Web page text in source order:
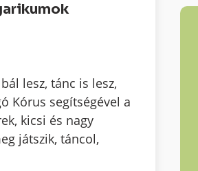
lesz, tánc is lesz,
Kórus segítségével a
kicsi és nagy
játszik, táncol,